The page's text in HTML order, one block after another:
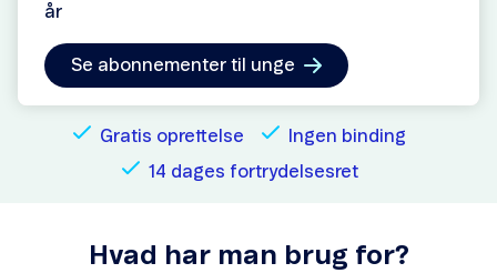
år
Se abonnementer til unge
Gratis oprettelse
Ingen binding
14 dages fortrydelsesret
Hvad har man brug for?